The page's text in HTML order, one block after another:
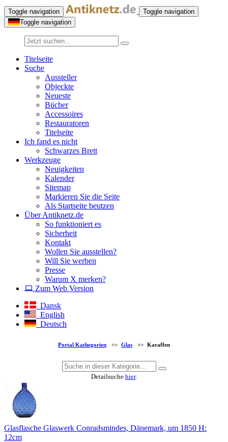
Toggle navigation
Toggle navigation
Toggle navigation
Titelseite
Suche
Aussteller
Objeckte
Neueste
Bücher
Accessoires
Restauratoren
Titelseite
Ich fand es nicht
Schwarzes Brett
Werkzeuge
Neuigkeiten
Kalender
Sitemap
Markieren Sie die Seite
Als Startseite beutzen
Über Antiknetz.de
So funktioniert es
Sicherheit
Kontakt
Wollen Sie ausstellen?
Will Sie werben
Presse
Warum X merken?
Zum Web Version
Dansk
English
Deutsch
Portal Kathegorien >> Glas >> Karaffen
Detailsuche hier.
Glasflasche Glaswerk Conradsmindes, Dänemark, um 1850 H:
12cm